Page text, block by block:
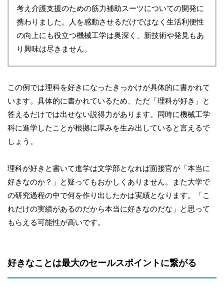
考え介護支援のための筋力補助スーツについての開発に
携わりました。人を感動させるだけではなく生活利便性
の向上にも役立つ機械工学は奥深く、新技術や発見もあ
り興味は尽きません。
この例では理科を好きになったきっかけが具体的に書かれて
います。具体的に書かれているため、ただ「理科が好き」と
答えるだけでは出せない説得力があります。同時に機械工学
科に進学したことが根拠に厚みを生み出していると言えるで
しょう。
理科が好きと書いて進学は文学部となれば面接官が「本当に
好きなのか？」と疑ってもおかしくありません。また大学で
の研究過程の中で何を作り出したかは実績となります。「こ
れだけの実績があるのだから本当に好きなのだな」と思って
もらえる可能性が高いです。
好きなことは最大のセールスポイントに繋がる